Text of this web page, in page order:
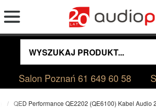
Salon Poznań61 649 60 58
QED Performance QE2202 (QE6100) Kabel Audio